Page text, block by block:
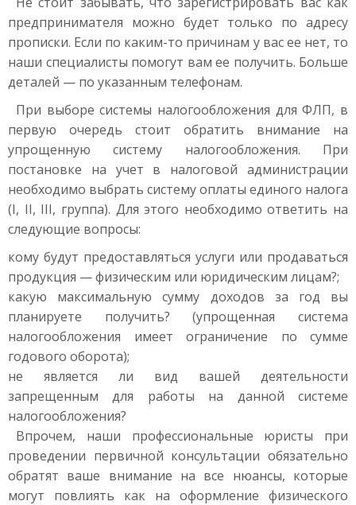
предпринимателя можно будет только по адресу
прописки. Если по каким-то причинам у вас ее нет, то
наши специалисты помогут вам ее получить. Больше
деталей — по указанным телефонам.
При выборе системы налогообложения для ФЛП, в
первую очередь стоит обратить внимание на
упрощенную систему налогообложения. При
постановке на учет в налоговой администрации
необходимо выбрать систему оплаты единого налога
(I, II, III, группа). Для этого необходимо ответить на
следующие вопросы:
кому будут предоставляться услуги или продаваться
продукция — физическим или юридическим лицам?;
какую максимальную сумму доходов за год вы
планируете получить? (упрощенная система
налогообложения имеет ограничение по сумме
годового оборота);
не является ли вид вашей деятельности
запрещенным для работы на данной системе
налогообложения?
Впрочем, наши профессиональные юристы при
проведении первичной консультации обязательно
обратят ваше внимание на все нюансы, которые
могут повлиять как на оформление физического